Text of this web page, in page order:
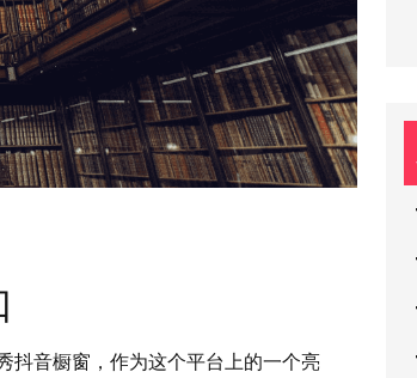
抖音橱窗，作为这个平台上的一个亮